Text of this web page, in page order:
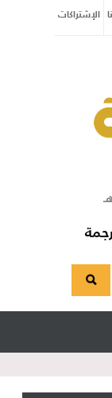
الإشتراكات